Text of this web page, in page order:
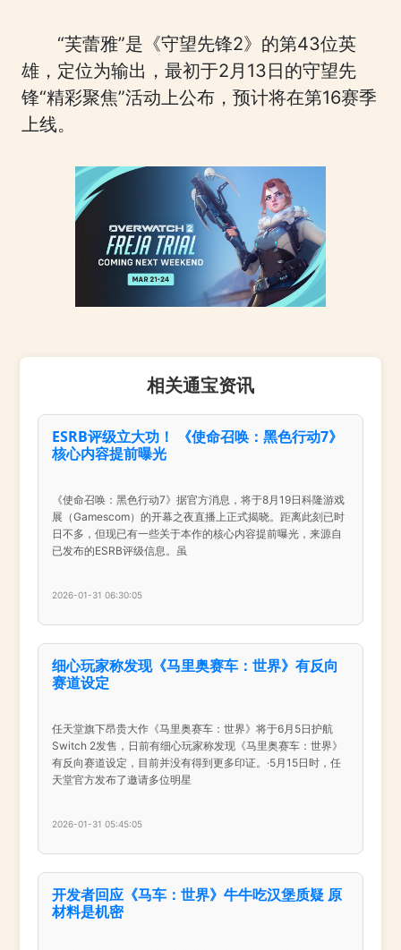
“芙蕾雅”是《守望先锋2》的第43位英
雄，定位为输出，最初于2月13日的守望先
锋“精彩聚焦”活动上公布，预计将在第16赛季
上线。
相关通宝资讯
ESRB评级立大功！ 《使命召唤：黑色行动7》
核心内容提前曝光
《使命召唤：黑色行动7》据官方消息，将于8月19日科隆游戏
展（Gamescom）的开幕之夜直播上正式揭晓。距离此刻已时
日不多，但现已有一些关于本作的核心内容提前曝光，来源自
已发布的ESRB评级信息。虽
2026-01-31 06:30:05
细心玩家称发现《马里奥赛车：世界》有反向
赛道设定
任天堂旗下昂贵大作《马里奥赛车：世界》将于6月5日护航
Switch 2发售，日前有细心玩家称发现《马里奥赛车：世界》
有反向赛道设定，目前并没有得到更多印证。·5月15日时，任
天堂官方发布了邀请多位明星
2026-01-31 05:45:05
开发者回应《马车：世界》牛牛吃汉堡质疑 原
材料是机密